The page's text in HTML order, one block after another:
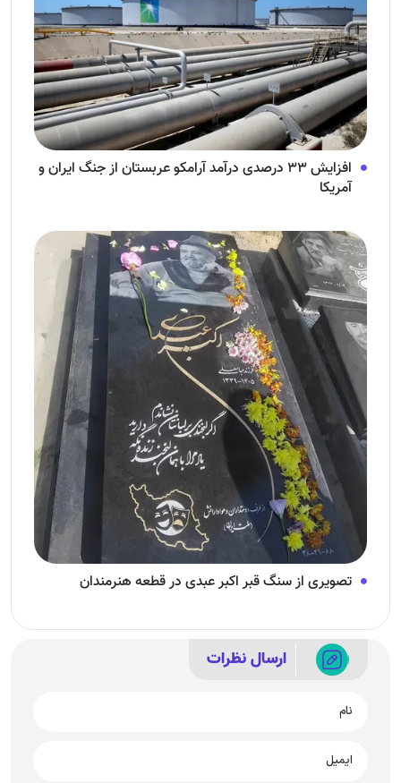
افزایش ۳۳ درصدی درآمد آرامکو عربستان از جنگ ایران و
آمریکا
تصویری از سنگ قبر اکبر عبدی در قطعه هنرمندان
ارسال نظرات